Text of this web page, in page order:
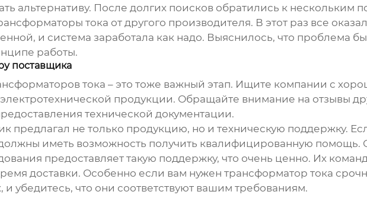
альтернативу. После долгих поисков обратились к нескольким
тока от другого производителя. В этот раз все
и система заработала как надо. Выяснилось, что проблема
работы.
поставщика
тока – это тоже важный этап. Ищите компании с
продукции. Обращайте внимание на отзывы
технической документации.
предлагал не только продукцию, но и техническую поддержку.
иметь возможность получить квалифицированную
предоставляет такую поддержку, что очень ценно. Их
доставки. Особенно если вам нужен трансформатор тока
и убедитесь, что они соответствуют вашим требованиям.